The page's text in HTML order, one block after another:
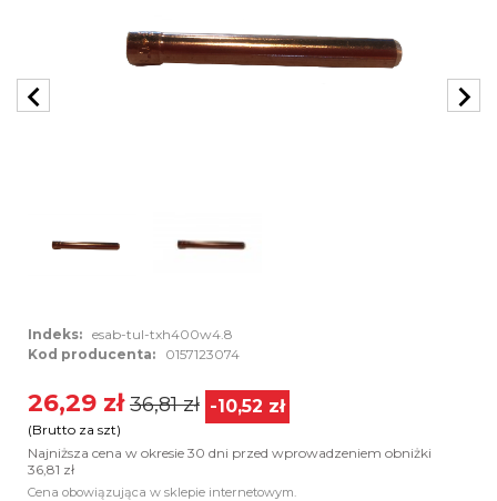
chevron_left chevron_right
Indeks: esab-tul-txh400w4.8
Kod producenta:
0157123074
26,29 zł 36,81 zł -10,52 zł
(Brutto za szt)
Najniższa cena w okresie 30 dni przed wprowadzeniem obniżki
36,81 zł
Cena obowiązująca w sklepie internetowym.